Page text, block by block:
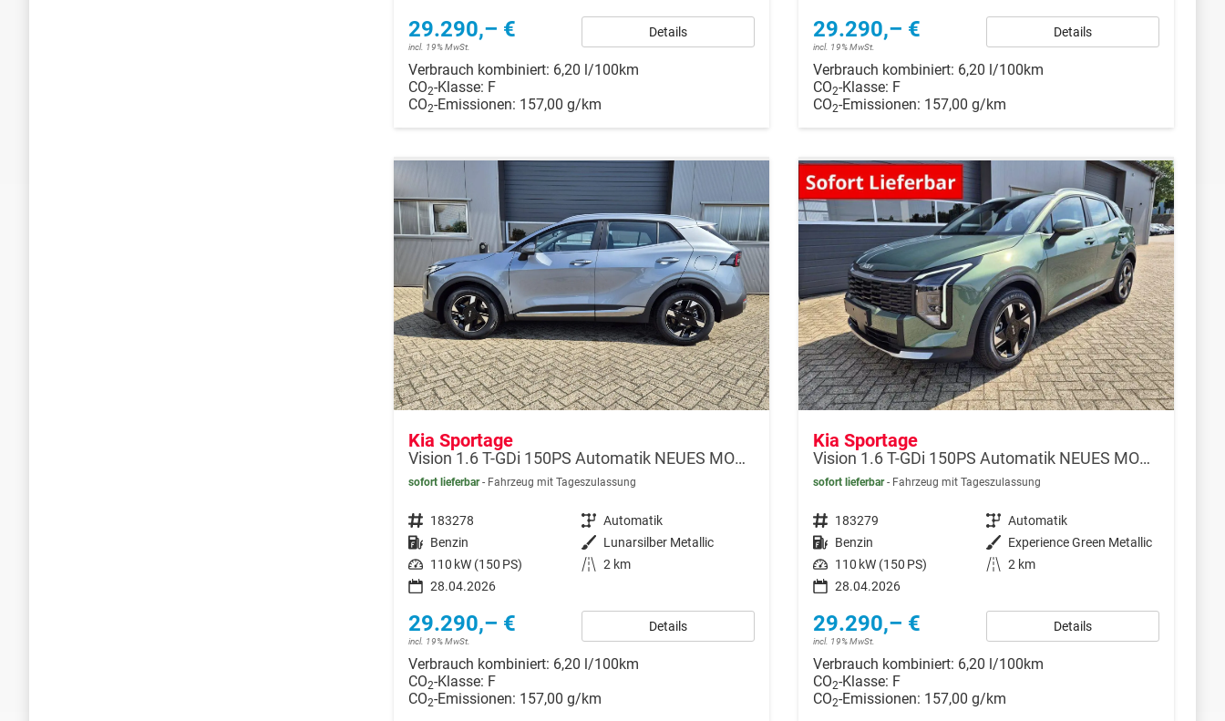
29.290,– €
incl. 19% MwSt.
Details
Verbrauch kombiniert: 6,20 l/100km
CO2-Klasse: F
CO2-Emissionen: 157,00 g/km
29.290,– €
incl. 19% MwSt.
Details
Verbrauch kombiniert: 6,20 l/100km
CO2-Klasse: F
CO2-Emissionen: 157,00 g/km
Kia Sportage
Vision 1.6 T-GDi 150PS Automatik NEUES MODELL MY26 FACELIFT Sitzheizung Lenkradheizung Klimaautomatik Navi Bluetooth Touchscreen Apple CarPlay Android Auto PDC v+h 17"LM Rückf.Kamera ACC 2x Keyless
sofort lieferbar Fahrzeug mit Tageszulassung
Fahrzeugnr. 183278 Getriebe Automatik
Kraftstoff Benzin Außenfarbe Lunarsilber Metallic
Leistung 110 kW (150 PS) Kilometerstand 2 km
28.04.2026
29.290,– €
incl. 19% MwSt.
Details
Verbrauch kombiniert: 6,20 l/100km
CO2-Klasse: F
CO2-Emissionen: 157,00 g/km
Kia Sportage
Vision 1.6 T-GDi 150PS Automatik NEUES MODELL MY26 FACELIFT Sitzheizung Lenkradheizung Klimaautomatik Navi Bluetooth Touchscreen Apple CarPlay Android Auto PDC v+h 17"LM Rückf.Kamera ACC 2x Keyless
sofort lieferbar Fahrzeug mit Tageszulassung
Fahrzeugnr. 183279 Getriebe Automatik
Kraftstoff Benzin Außenfarbe Experience Green Metallic
Leistung 110 kW (150 PS) Kilometerstand 2 km
28.04.2026
29.290,– €
incl. 19% MwSt.
Details
Verbrauch kombiniert: 6,20 l/100km
CO2-Klasse: F
CO2-Emissionen: 157,00 g/km